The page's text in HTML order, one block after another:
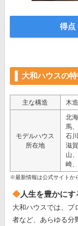
得点
大和ハウスの
主な構造 木
モデルハウス
所在地
北
馬
石
滋
山
崎
※最新情報は公式サイトか
人生を豊かにす
大和ハウスでは、プ
者など、あらゆる分